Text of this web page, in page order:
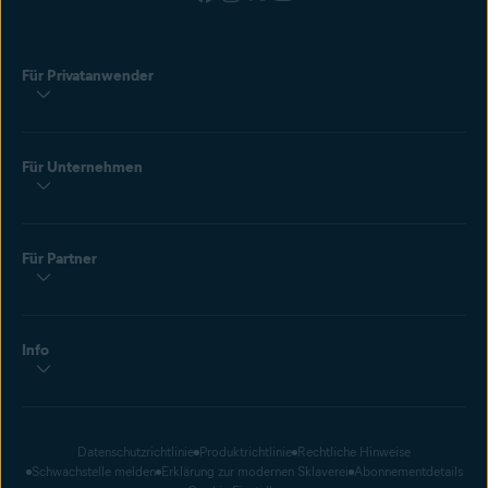
Für Privatanwender
Für Unternehmen
Für Partner
Info
Datenschutzrichtlinie Produktrichtlinie Rechtliche Hinweise
Schwachstelle melden Erklärung zur modernen Sklaverei Abonnementdetails